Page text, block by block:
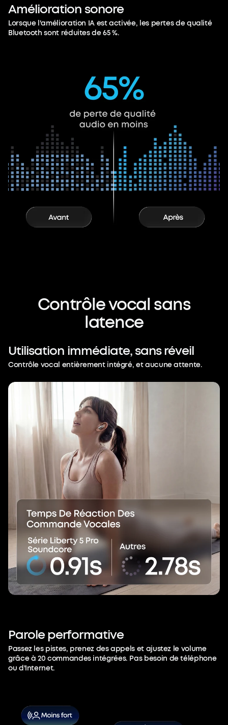
Amélioration sonore
Lorsque l'amélioration IA est activée, les pertes de qualité
Bluetooth sont réduites de 65 %.
Contrôlevocal sans
latence
Utilisation immédiate,sansréveil
Contrôle vocal entièrement intégré, et aucune attente.
Paroleperformative
Passez les pistes, prenez des appels et ajustez le volume
grâce à 20 commandes intégrées. Pas besoin de téléphone
ou d'Internet.